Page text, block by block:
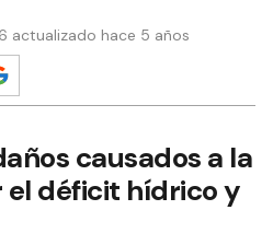
actualizado hace 5 años
causados a la
déficit hídrico y